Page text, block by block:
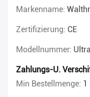
Markenname:
Zertifizierung: CE
Modellnummer:
Zahlungs-U.
Min Bestellmenge: 1